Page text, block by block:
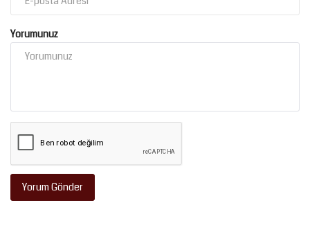
Yorumunuz
Yorum Gönder